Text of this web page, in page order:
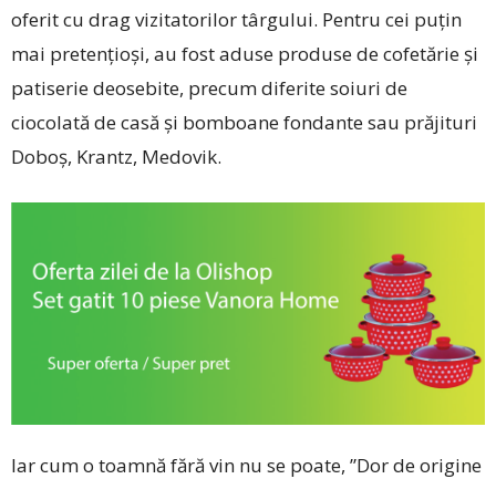
oferit cu drag vizitatorilor târgului. Pentru cei puțin
mai pretențioși, au fost aduse produse de cofetărie și
patiserie deosebite, precum diferite soiuri de
ciocolată de casă și bomboane fondante sau prăjituri
Doboș, Krantz, Medovik.
Iar cum o toamnă fără vin nu se poate, ”Dor de origine